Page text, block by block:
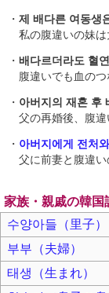
・ 제 배다른 여동생
私の腹違いの妹は
・ 배다르더라도 혈
腹違いでも血のつ
・ 아버지의 재혼 후
父の再婚後、腹違
・ 아버지에게 전처
父に前妻と腹違い
家族・親戚の韓国
수양아들（里子）
부부（夫婦）
태생（生まれ）